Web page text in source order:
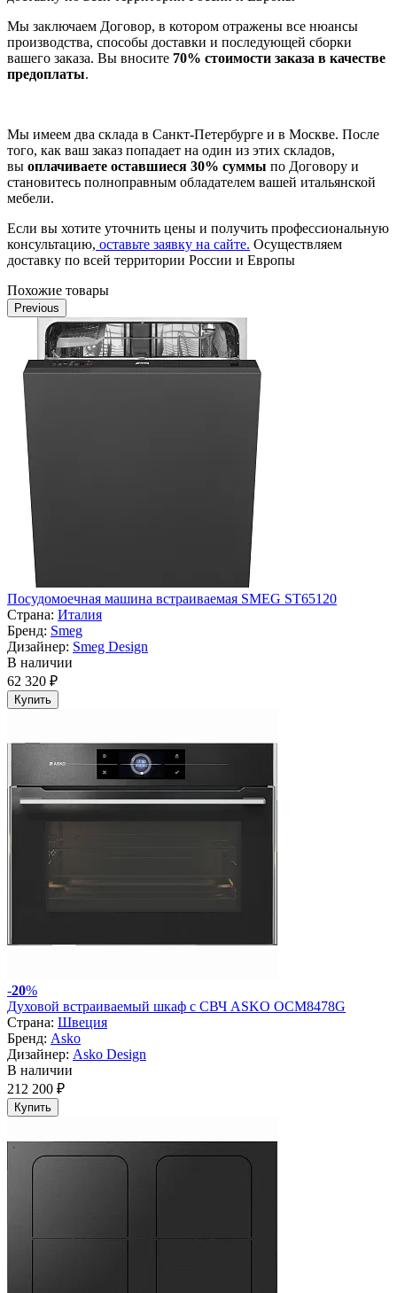
Мы заключаем Договор, в котором отражены все нюансы
производства, способы доставки и последующей сборки
вашего заказа. Вы вносите 70% стоимости заказа в качестве
предоплаты.
Мы имеем два склада в Санкт-Петербурге и в Москве. После
того, как ваш заказ попадает на один из этих складов,
вы оплачиваете оставшиеся 30% суммы по Договору и
становитесь полноправным обладателем вашей итальянской
мебели.
Если вы хотите уточнить цены и получить профессиональную
консультацию, оставьте заявку на сайте. Осуществляем
доставку по всей территории России и Европы
Похожие товары
Previous
Посудомоечная машина встраиваемая SMEG ST65120
Страна: Италия
Бренд: Smeg
Дизайнер: Smeg Design
В наличии
62 320 ₽
Купить
-20%
Духовой встраиваемый шкаф с СВЧ ASKO OCM8478G
Страна: Швеция
Бренд: Asko
Дизайнер: Asko Design
В наличии
212 200 ₽
Купить